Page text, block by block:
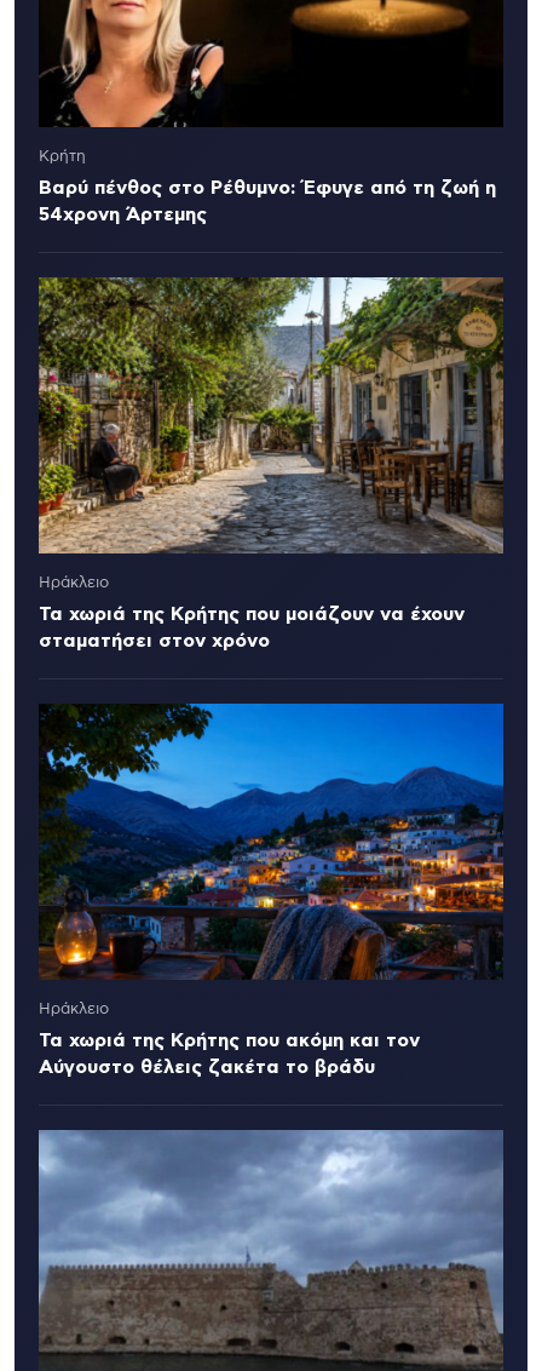
Κρήτη
Βαρύ πένθος στο Ρέθυμνο: Έφυγε από τη ζωή η
54χρονη Άρτεμης
Ηράκλειο
Τα χωριά της Κρήτης που μοιάζουν να έχουν
σταματήσει στον χρόνο
Ηράκλειο
Τα χωριά της Κρήτης που ακόμη και τον
Αύγουστο θέλεις ζακέτα το βράδυ